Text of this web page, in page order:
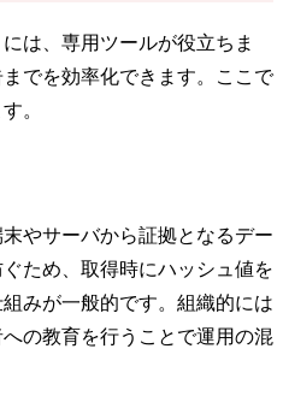
は、専用ツールが役立ちま
でを効率化できます。ここで
。
やサーバから証拠となるデー
ため、取得時にハッシュ値を
みが一般的です。組織的には
の教育を行うことで運用の混